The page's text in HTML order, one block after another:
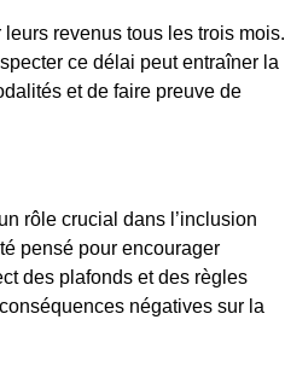
revenus tous les trois mois.
ce délai peut entraîner la
et de faire preuve de
rôle crucial dans l’inclusion
pensé pour encourager
des plafonds et des règles
négatives sur la